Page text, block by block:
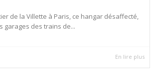
de la Villette à Paris, ce hangar désaffecté,
garages des trains de...
En lire plus